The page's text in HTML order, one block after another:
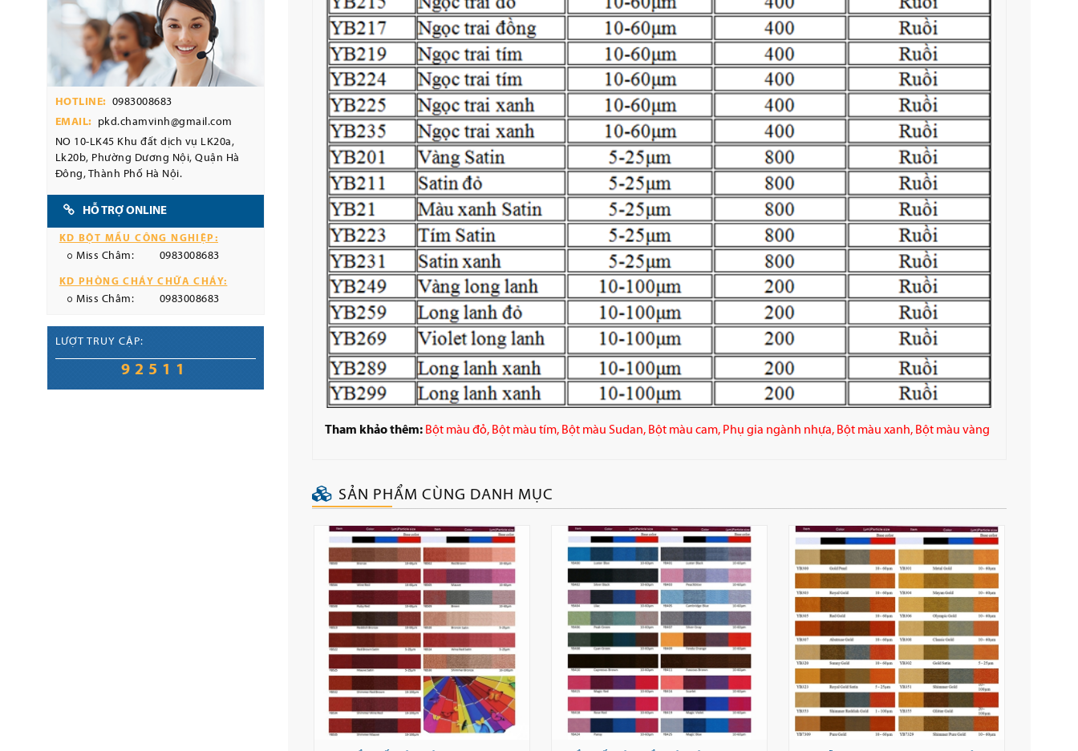
HOTLINE: 0983008683
EMAIL: pkd.chamvinh@gmail.com
NO 10-LK45 Khu đất dịch vụ LK20a,
Lk20b, Phường Dương Nội, Quận Hà
Đông, Thành Phố Hà Nội.
HỖ TRỢ ONLINE
KD BỘT MẦU CÔNG NGHIỆP:
Miss Châm: 0983008683
KD PHÒNG CHÁY CHỮA CHÁY:
Miss Châm: 0983008683
LƯỢT TRUY CẬP:
92511
Tham khảo thêm: Bột màu đỏ, Bột màu tím, Bột màu Sudan, Bột màu cam, Phụ gia ngành nhựa, Bột màu xanh, Bột màu vàng
SẢN PHẨM CÙNG DANH MỤC